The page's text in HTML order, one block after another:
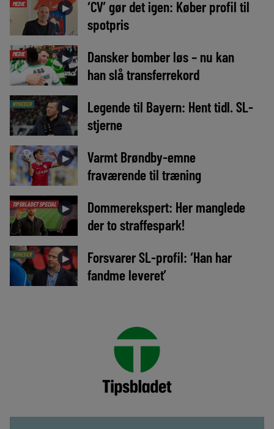
MEDIE ►
‘CV’ gør det igen: Køber profil til
spotpris
MEDIE ►
Dansker bomber løs – nu kan
han slå transferrekord
NYHEDER ►
Legende til Bayern: Hent tidl. SL-
stjerne
►
Varmt Brøndby-emne
fraværende til træning
TIPSBLADET SPECIAL ►
Dommerekspert: Her manglede
der to straffespark!
NYHEDER ►
Forsvarer SL-profil: ‘Han har
fandme leveret’